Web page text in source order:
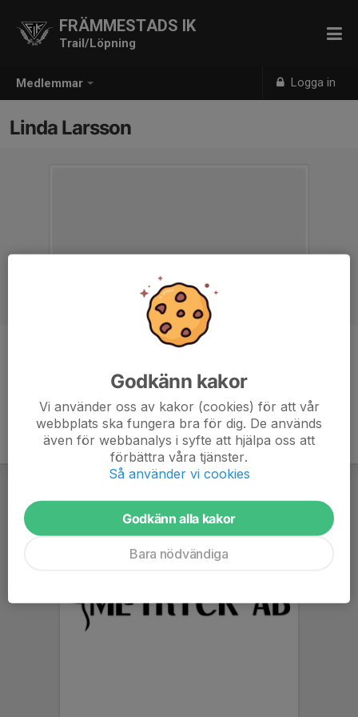
Medlemmar Logga in
FRÄMMESTADS IK
Trail/Löpning
Linda Larsson
Godkänn kakor
Vi använder oss av kakor (cookies) för att vår
webbplats ska fungera bra för dig. De används
även för webbanalys i syfte att hjälpa oss att
förbättra våra tjänster.
Så använder vi cookies
Godkänn alla kakor
Bara nödvändiga